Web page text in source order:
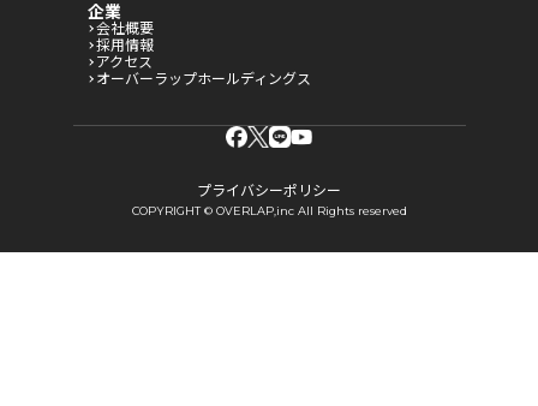
企業
会社概要
採用情報
アクセス
オーバーラップホールディングス
プライバシーポリシー
COPYRIGHT © OVERLAP,inc All Rights reserved